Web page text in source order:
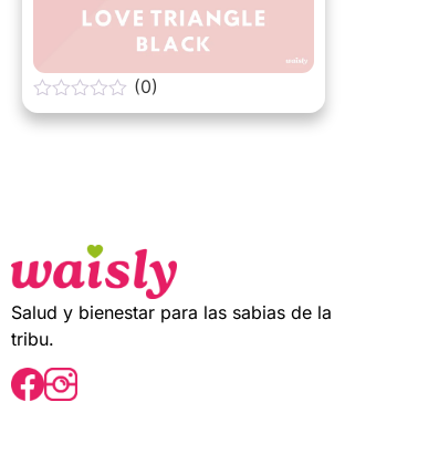
0
o
(0)
Salud y bienestar para las sabias de la
tribu.